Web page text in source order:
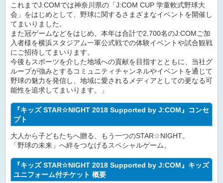
これまでJ:COMでは神奈川県の「J:COM CUP 学童軟式野球大
会」をはじめとして、野球に関するさまざまなイベントを開催し
てまいりました。
また冠ゲームなどをはじめ、本年は合計で2,700名のJ:COMご加
入者様を横浜スタジアム一軍公式戦での体験イベントや試合観戦
にご招待してまいります。
今後もスポーツを介した地域への貢献を目指すとともに、当社グ
ループが強みとするコミュニティチャンネルやイベントを通じて
野球の魅力を発信し、地域に愛されるメディアとしての更なる可
能性を追求してまいります。」
『キッズ STAR☆NIGHT 2018 Supported by J:COM』コンセ
プト
大人から子どもたちへ贈る、もう一つのSTAR☆NIGHT。
「野球の未来」へ絆をつなげるスペシャルゲーム。
『キッズ STAR☆NIGHT 2018 Supported by J:COM』キッズ
ユニフォーム付チケット 概要